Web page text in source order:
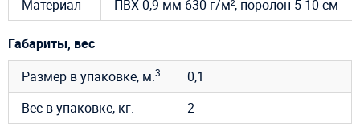
Материал ПВХ0,9 мм 630 г/м², поролон 5-10 см
Габариты, вес
Размер в упаковке, м.3
0,1
Вес в упаковке, кг.
2